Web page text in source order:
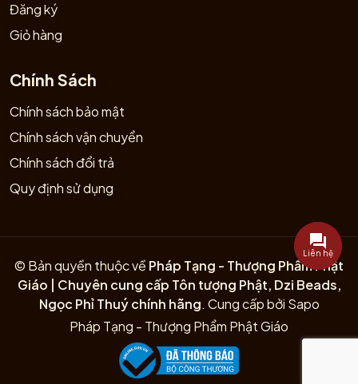
Đăng ký
Giỏ hàng
Chính Sách
Chính sách bảo mật
Chính sách vận chuyển
Chính sách đổi trả
Quy định sử dụng
© Bản quyền thuộc về Pháp Tạng - Thượng Phẩm Phật
Giáo | Chuyên cung cấp Tôn tượng Phật, Dzi Beads,
Ngọc Phỉ Thuý chính hãng. Cung cấp bởi Sapo
Pháp Tạng - Thượng Phẩm Phật Giáo
Liên hệ